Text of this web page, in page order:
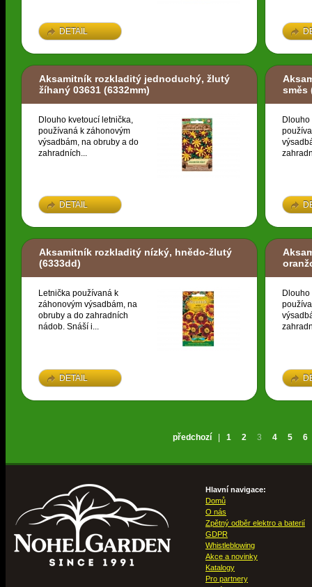
DETAIL
Aksamitník rozkladitý jednoduchý, žlutý
žíhaný 03631 (6332mm)
Dlouho kvetoucí letnička,
používaná k záhonovým
výsadbám, na obruby a do
zahradních...
DETAIL
směs
Aksamitník rozkladitý nízký, hnědo-žlutý
(6333dd)
Letnička používaná k
záhonovým výsadbám, na
obruby a do zahradních
nádob. Snáší i...
DETAIL
předchozí 1 2 3 4 5 6
Hlavní navigace:
Domů
O nás
Zpětný odběr elektro a baterií
GDPR
Whistleblowing
Akce a novinky
Katalogy
Pro partnery